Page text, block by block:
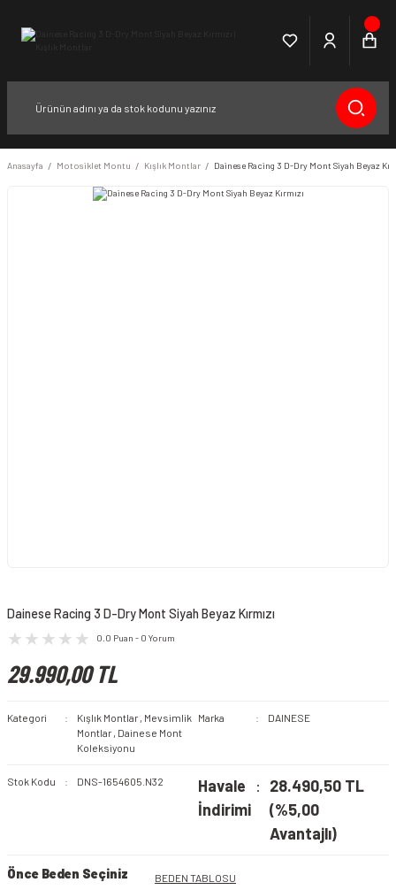
Anasayfa Motosiklet Montu Kışlık Montlar Dainese Racing 3 D-Dry Mont Siyah Beyaz
Dainese Racing 3 D-Dry Mont Siyah Beyaz Kırmızı
0.0 Puan - 0 Yorum
29.990,00 TL
Kategori Kışlık Montlar , Mevsimlik
Montlar , Dainese Mont
Koleksiyonu
Marka DAINESE
Stok Kodu DNS-1654605.N32
Havale
İndirimi
28.490,50 TL
(%5,00
Avantajlı)
Önce Beden Seçiniz BEDEN TABLOSU